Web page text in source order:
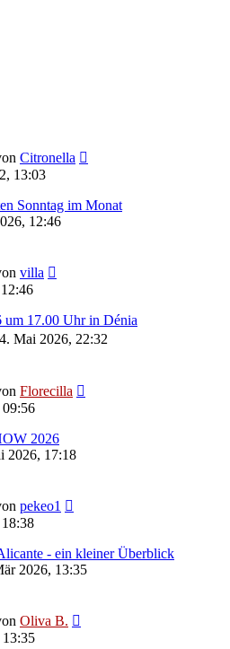
Citronella
13:03
Sonntag im Monat
12:46
villa
um 17.00 Uhr in Dénia
Mai 2026, 22:32
Florecilla
2026
2026, 17:18
pekeo1
- ein kleiner Überblick
2026, 13:35
Oliva B.